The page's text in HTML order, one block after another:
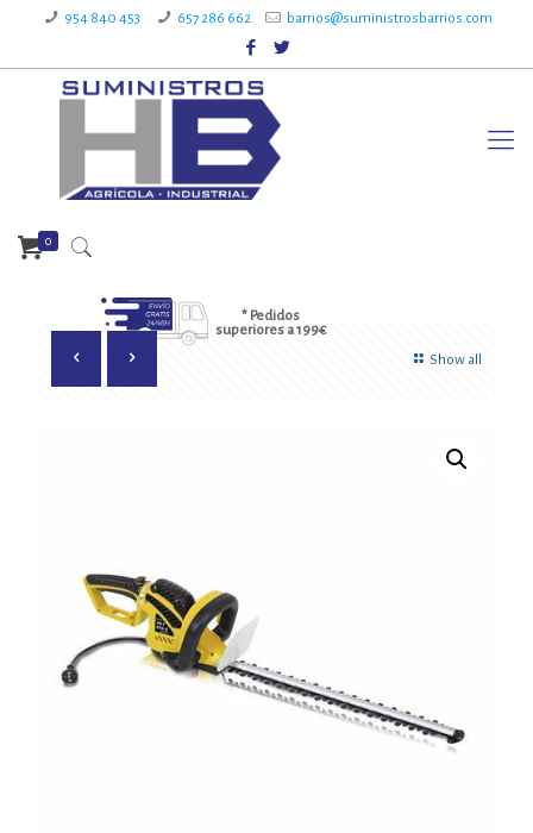
954 840 453 657 286 662 barrios@suministrosbarrios.com
* Pedidos
superiores a 199€
0
Show all